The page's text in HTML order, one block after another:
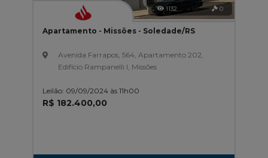
1132 0
Apartamento - Missões - Soledade/RS
Avenida Farrapos, 564, Apartamento 202,
Edifício Rampanelli I, Missões
Leilão: 09/09/2024 às 11h00
R$ 182.400,00